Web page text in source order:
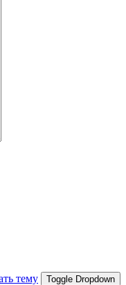
тему Toggle Dropdown